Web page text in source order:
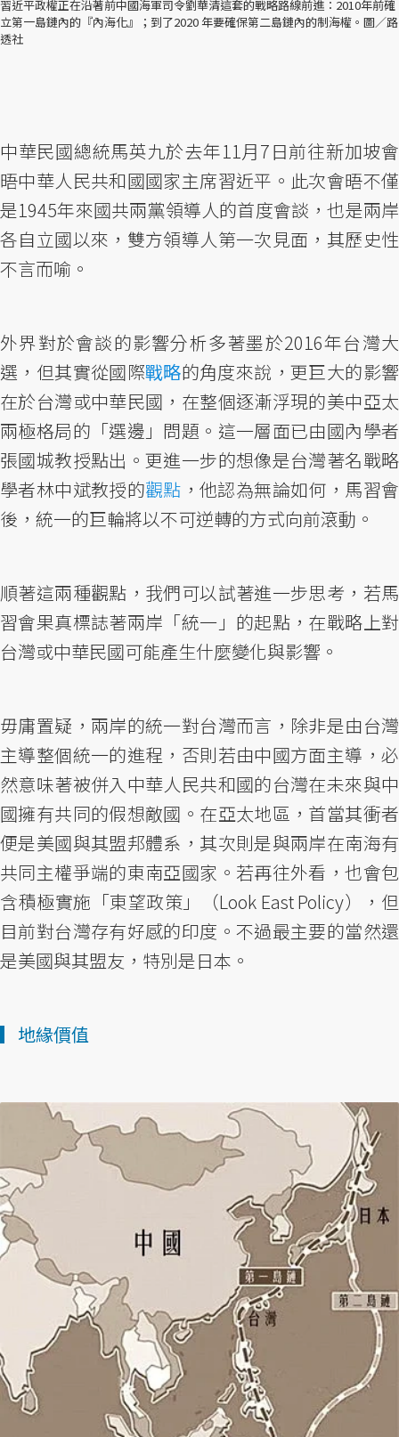
習近平政權正在沿著前中國海軍司令劉華清這套的戰略路線前進：2010年前確
立第一島鏈內的『內海化』；到了2020 年要確保第二島鏈內的制海權。圖／路
透社
中華民國總統馬英九於去年11月7日前往新加坡會
晤中華人民共和國國家主席習近平。此次會晤不僅
是1945年來國共兩黨領導人的首度會談，也是兩岸
各自立國以來，雙方領導人第一次見面，其歷史性
不言而喻。
外界對於會談的影響分析多著墨於2016年台灣大
選，但其實從國際戰略的角度來說，更巨大的影響
在於台灣或中華民國，在整個逐漸浮現的美中亞太
兩極格局的「選邊」問題。這一層面已由國內學者
張國城教授點出。更進一步的想像是台灣著名戰略
學者林中斌教授的觀點 ，他認為無論如何，馬習會
後，統一的巨輪將以不可逆轉的方式向前滾動。
順著這兩種觀點，我們可以試著進一步思考，若馬
習會果真標誌著兩岸「統一」的起點，在戰略上對
台灣或中華民國可能產生什麼變化與影響。
毋庸置疑，兩岸的統一對台灣而言，除非是由台灣
主導整個統一的進程，否則若由中國方面主導，必
然意味著被併入中華人民共和國的台灣在未來與中
國擁有共同的假想敵國。在亞太地區，首當其衝者
便是美國與其盟邦體系，其次則是與兩岸在南海有
共同主權爭端的東南亞國家。若再往外看，也會包
含積極實施「東望政策」（Look East Policy），但
目前對台灣存有好感的印度。不過最主要的當然還
是美國與其盟友，特別是日本。
▎地緣價值